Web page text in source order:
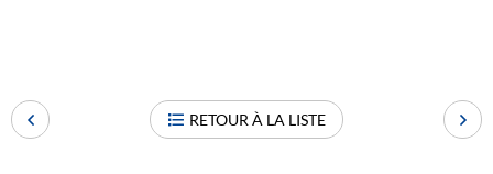
RETOUR À LA LISTE